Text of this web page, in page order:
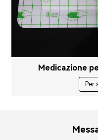
Medicazione
Per